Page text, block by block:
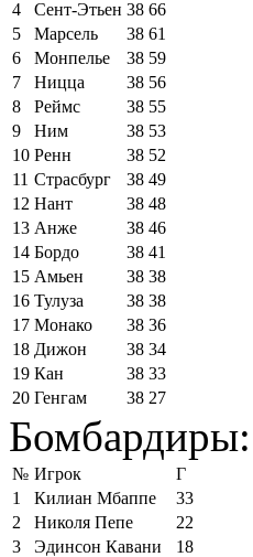
4
Сент-Этьен 38 66
5
Марсель 38 61
6
Монпелье 38 59
7
Ницца 38 56
8
Реймс 38 55
9
Ним 38 53
10 Ренн 38 52
11 Страсбург 38 49
12 Нант 38 48
13 Анже 38 46
14 Бордо 38 41
15 Амьен 38 38
16 Тулуза 38 38
17 Монако 38 36
18 Дижон 38 34
19 Кан 38 33
20 Генгам 38 27
Бомбардиры:
№ Игрок
Г
1
Килиан Мбаппе
33
2
Николя Пепе
22
3
Эдинсон Кавани
18